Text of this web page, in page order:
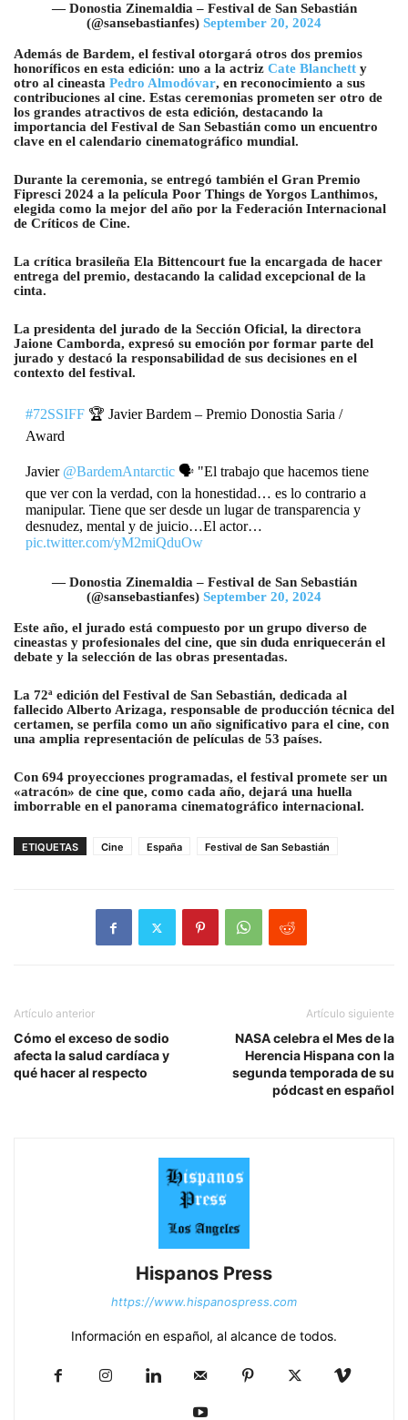
— Donostia Zinemaldia – Festival de San Sebastián
(@sansebastianfes) September 20, 2024
Además de Bardem, el festival otorgará otros dos premios
honoríficos en esta edición: uno a la actriz Cate Blanchett y
otro al cineasta Pedro Almodóvar, en reconocimiento a sus
contribuciones al cine. Estas ceremonias prometen ser otro de
los grandes atractivos de esta edición, destacando la
importancia del Festival de San Sebastián como un encuentro
clave en el calendario cinematográfico mundial.
Durante la ceremonia, se entregó también el Gran Premio
Fipresci 2024 a la película Poor Things de Yorgos Lanthimos,
elegida como la mejor del año por la Federación Internacional
de Críticos de Cine.
La crítica brasileña Ela Bittencourt fue la encargada de hacer
entrega del premio, destacando la calidad excepcional de la
cinta.
La presidenta del jurado de la Sección Oficial, la directora
Jaione Camborda, expresó su emoción por formar parte del
jurado y destacó la responsabilidad de sus decisiones en el
contexto del festival.
#72SSIFF🏆 Javier Bardem – Premio Donostia Saria /
Award
Javier @BardemAntarctic🗣️ "El trabajo que hacemos tiene
que ver con la verdad, con la honestidad… es lo contrario a
manipular. Tiene que ser desde un lugar de transparencia y
desnudez, mental y de juicio…El actor…
pic.twitter.com/yM2miQduOw
— Donostia Zinemaldia – Festival de San Sebastián
(@sansebastianfes) September 20, 2024
Este año, el jurado está compuesto por un grupo diverso de
cineastas y profesionales del cine, que sin duda enriquecerán el
debate y la selección de las obras presentadas.
La 72ª edición del Festival de San Sebastián, dedicada al
fallecido Alberto Arizaga, responsable de producción técnica del
certamen, se perfila como un año significativo para el cine, con
una amplia representación de películas de 53 países.
Con 694 proyecciones programadas, el festival promete ser un
«atracón» de cine que, como cada año, dejará una huella
imborrable en el panorama cinematográfico internacional.
ETIQUETAS Cine España Festival de San Sebastián
Artículo anterior
Cómo el exceso de sodio
afecta la salud cardíaca y
qué hacer al respecto
Artículo siguiente
NASA celebra el Mes de la
Herencia Hispana con la
segunda temporada de su
pódcast en español
Hispanos Press
https://www.hispanospress.com
Información en español, al alcance de todos.